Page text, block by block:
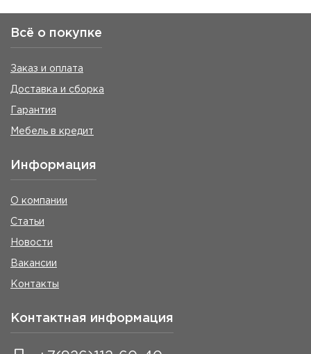
Всё о покупке
Заказ и оплата
Доставка и сборка
Гарантия
Мебель в кредит
Информация
О компании
Статьи
Новости
Вакансии
Контакты
Контактная информация